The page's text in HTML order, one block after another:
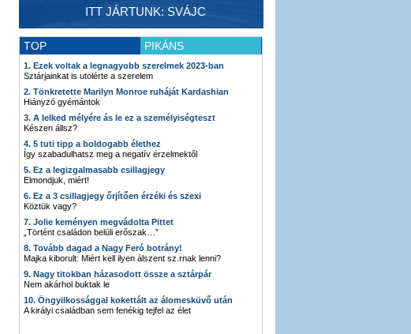
ITT JÁRTUNK: SVÁJC
TOP PIKÁNS
1. Ezek voltak a legnagyobb szerelmek 2023-ban
Sztárjainkat is utolérte a szerelem
2. Tönkretette Marilyn Monroe ruháját Kardashian
Hiányzó gyémántok
3. A lelked mélyére ás le ez a személyiségteszt
Készen állsz?
4. 5 tuti tipp a boldogabb élethez
Így szabadulhatsz meg a negatív érzelmektől
5. Ez a legizgalmasabb csillagjegy
Elmondjuk, miért!
6. Ez a 3 csillagjegy őrjítően érzéki és szexi
Köztük vagy?
7. Jolie keményen megvádolta Pittet
„Történt családon belüli erőszak…”
8. Tovább dagad a Nagy Feró botrány!
Majka kiborult: Miért kell ilyen álszent sz.rnak lenni?
9. Nagy titokban házasodott össze a sztárpár
Nem akárhol buktak le
10. Öngyilkossággal kokettált az álomesküvő után
A királyi családban sem fenékig tejfel az élet